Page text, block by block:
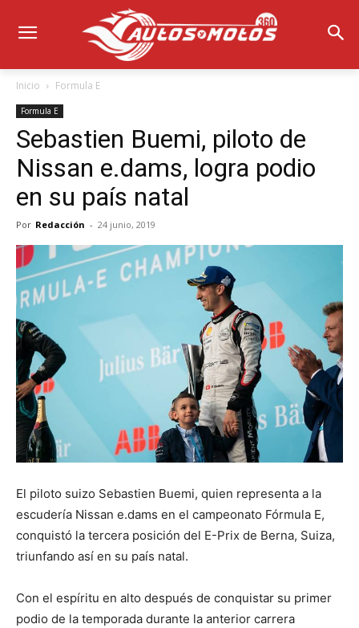
Inicio Formula E
Formula E
Sebastien Buemi, piloto de
Nissan e.dams, logra podio
en su país natal
Por Redacción - 24 junio, 2019
El piloto suizo Sebastien Buemi, quien representa a la
escudería Nissan e.dams en el campeonato Fórmula E,
conquistó la tercera posición del E-Prix de Berna, Suiza,
triunfando así en su país natal.
Con el espíritu en alto después de conquistar su primer
podio de la temporada durante la anterior carrera